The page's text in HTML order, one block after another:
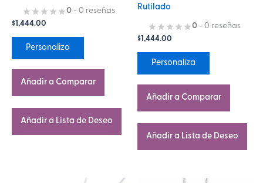
0 - 0 reseñas
$1,444.00
Personaliza
la
Añadir a Comparar
Añadir a Lista de Deseo
Rutilado
0 - 0 reseñas
$1,444.00
Personaliza
página
Añadir a Comparar
Añadir a Lista de Deseo